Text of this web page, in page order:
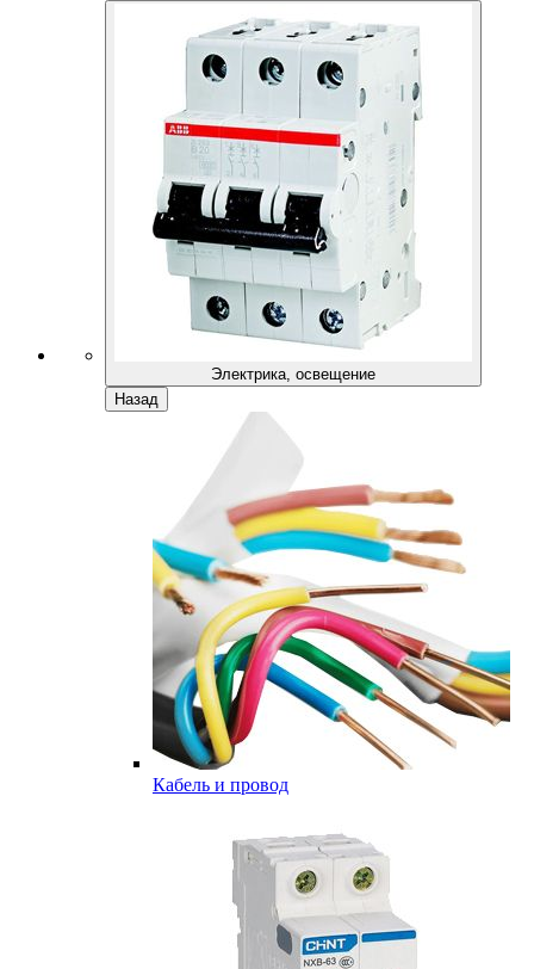
Электрика, освещение
Назад
Кабель и провод